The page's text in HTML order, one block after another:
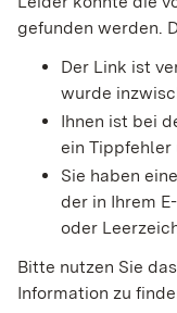
gefunden werden.
Der Link ist
wurde
Ihnen ist bei
ein Tippfehler
Sie haben
der in Ihrem
oder
Bitte nutzen Sie
Information zu